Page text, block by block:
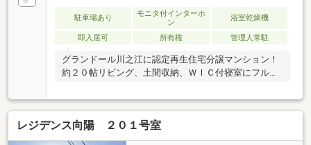
駐車場あり
モニタ付インターホ
ン
浴室乾燥機
即入居可 所有権 管理人常駐
グランドール川之江に認定再生住宅分譲マンション！
約２０帖リビング、土間収納、ＷＩＣ付寝室にフルリ
大人のための“贅沢な余白”をご実感いただけます！開
放的な空間が毎日の暮らしをワクワクさせてくれるお
部屋です。土間収納・ウォークインクローゼットはご
自身のお好きなようにアレンジが出来るようにあえて
レジデンス向陽 ２０１号室